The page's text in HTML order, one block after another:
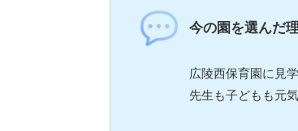
今の園を選んだ
広陵西保育園に見
先生も子どもも元